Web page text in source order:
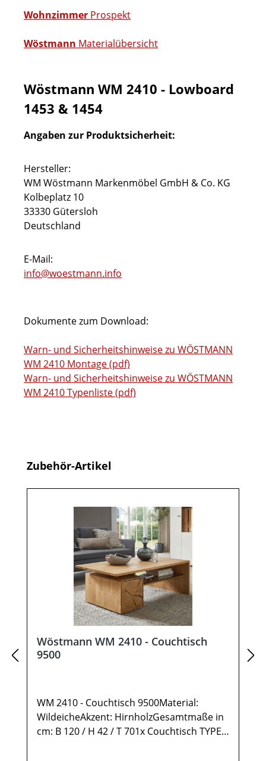
Wohnzimmer Prospekt
Wöstmann Materialübersicht
Wöstmann WM 2410 - Lowboard
1453 & 1454
Angaben zur Produktsicherheit:
Hersteller:
WM Wöstmann Markenmöbel GmbH & Co. KG
Kolbeplatz 10
33330 Gütersloh
Deutschland
E-Mail:
info@woestmann.info
Dokumente zum Download:
Warn- und Sicherheitshinweise zu WÖSTMANN
WM 2410 Montage (pdf)
Warn- und Sicherheitshinweise zu WÖSTMANN
WM 2410 Typenliste (pdf)
Produktgalerie überspringen
Zubehör-Artikel
Wöstmann WM 2410 - Couchtisch
9500
WM 2410 - Couchtisch 9500Material:
WildeicheAkzent: HirnholzGesamtmaße in
cm: B 120 / H 42 / T 701x Couchtisch TYPE